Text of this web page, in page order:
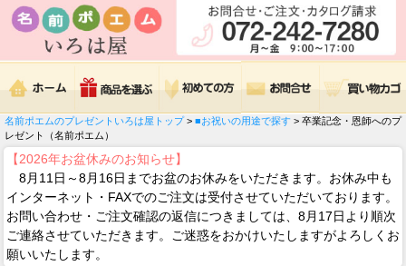
名前ポエムのプレゼントいろは屋トップ> ■お祝いの用途で探す > 卒業記念・恩師へのプ
レゼント（名前ポエム）
【2026年お盆休みのお知らせ】
8月11日～8月16日までお盆のお休みをいただきます。お休み中も
インターネット・FAXでのご注文は受付させていただいております。
お問い合わせ・ご注文確認の返信につきましては、8月17日より順次
ご連絡させていただきます。ご迷惑をおかけいたしますがよろしくお
願いいたします。